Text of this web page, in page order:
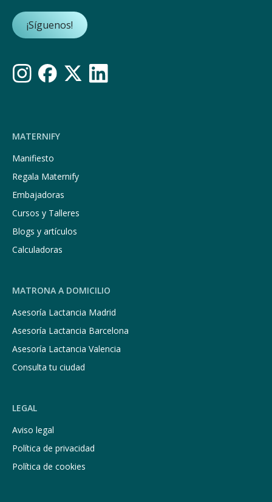
¡Síguenos!
MATERNIFY
Manifiesto
Regala Maternify
Embajadoras
Cursos y Talleres
Blogs y artículos
Calculadoras
MATRONA A DOMICILIO
Asesoría Lactancia Madrid
Asesoría Lactancia Barcelona
Asesoría Lactancia Valencia
Consulta tu ciudad
LEGAL
Aviso legal
Política de privacidad
Política de cookies